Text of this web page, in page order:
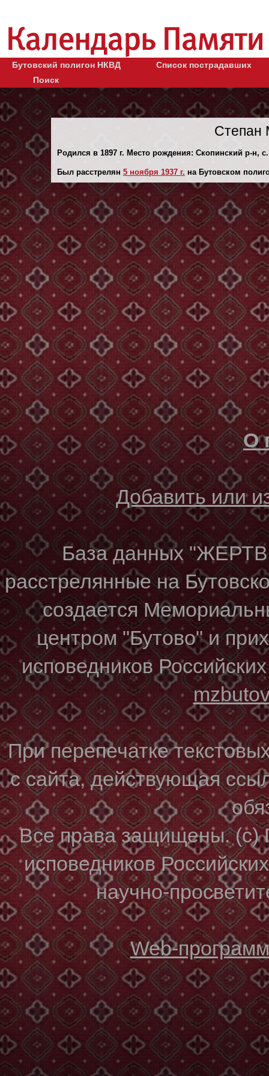
Бутовский полигон НКВД
Список пострадавших
Поиск
Степан
Родился в 1897 г. Место рождения: Скопинский р-н,
Был расстрелян 5 ноября 1937 г. на Бутовском
О
Добавить или
База данных
расстрелянные на
создается
центром "Бутово" и
исповедников
При перепечатке
с сайта, действующая
Все права защищены. (с)
исповедников
научно-
Web-